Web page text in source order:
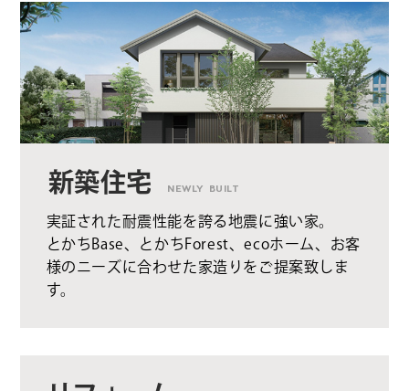
新築住宅 NEWLY BUILT
実証された耐震性能を誇る地震に強い家。
とかちBase、とかちForest、ecoホーム、お客
様のニーズに合わせた家造りをご提案致しま
す。